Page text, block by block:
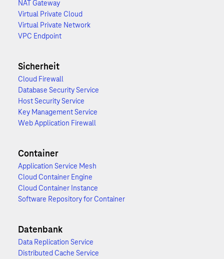
NAT Gateway
Virtual Private Cloud
Virtual Private Network
VPC Endpoint
Sicherheit
Cloud Firewall
Database Security Service
Host Security Service
Key Management Service
Web Application Firewall
Container
Application Service Mesh
Cloud Container Engine
Cloud Container Instance
Software Repository for Container
Datenbank
Data Replication Service
Distributed Cache Service